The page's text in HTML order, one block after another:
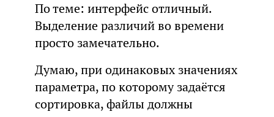
По теме: интерфейс отличный.
Выделение различий во времени
просто замечательно.
Думаю, при одинаковых значениях
параметра, по которому задаётся
сортировка, файлы должны